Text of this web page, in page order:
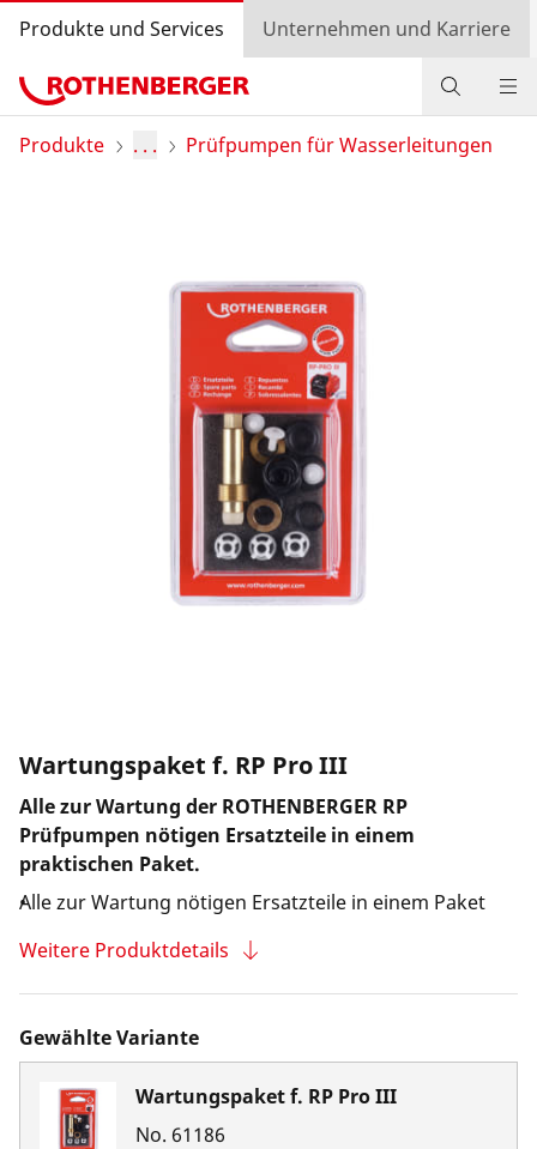
Produkte und Services Unternehmen und Karriere
Produkte
Unternehmen und Karriere
Produkte . . . Prüfpumpen für Wasserleitungen
Wartungspaket f. RP Pro III
Alle zur Wartung der ROTHENBERGER RP
Prüfpumpen nötigen Ersatzteile in einem
praktischen Paket.
Alle zur Wartung nötigen Ersatzteile in einem Paket
Weitere Produktdetails
Gewählte Variante
Wartungspaket f. RP Pro III
No. 61186